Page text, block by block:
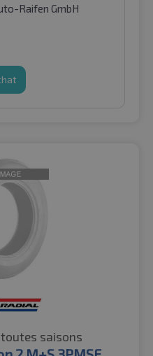
Raifen GmbH
saisons